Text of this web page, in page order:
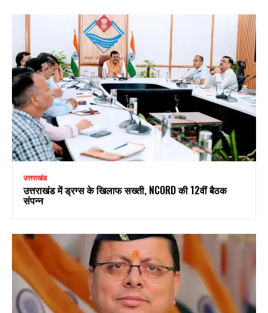
उत्तराखंड
उत्तराखंड में ड्रग्स के खिलाफ सख्ती, NCORD की 12वीं बैठक
संपन्न